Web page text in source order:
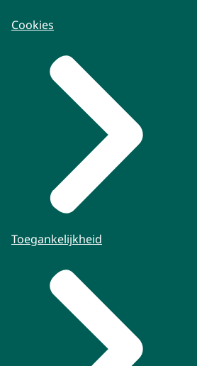
Cookies
Toegankelijkheid